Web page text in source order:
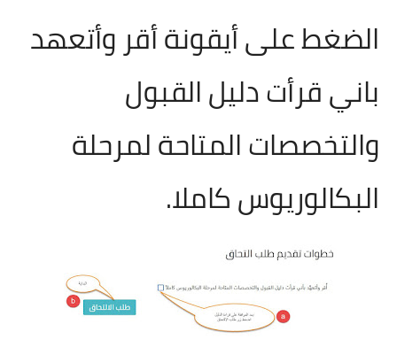
الضغط على أيقونة أقر وأتعهد
باني قرأت دليل القبول
والتخصصات المتاحة لمرحلة
البكالوريوس كاملا.